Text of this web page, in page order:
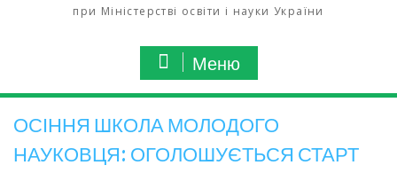
при Міністерстві освіти і науки України
Меню
ОСІННЯ ШКОЛА МОЛОДОГО
НАУКОВЦЯ: ОГОЛОШУЄТЬСЯ СТАРТ